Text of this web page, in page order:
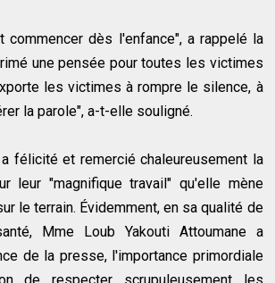
commencer dès l'enfance", a rappelé la
une pensée pour toutes les victimes
les victimes à rompre le silence, à
la parole", a-t-elle souligné.
félicité et remercié chaleureusement la
leur "magnifique travail" qu'elle mène
le terrain. Évidemment, en sa qualité de
Mme Loub Yakouti Attoumane a
de la presse, l'importance primordiale